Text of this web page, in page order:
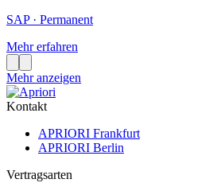
SAP · Permanent
Mehr erfahren
Mehr anzeigen
Kontakt
APRIORI Frankfurt
APRIORI Berlin
Vertragsarten